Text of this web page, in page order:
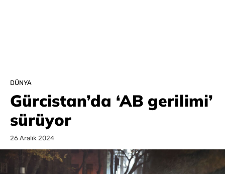
DÜNYA
Gürcistan’da ‘AB gerilimi’
sürüyor
26 Aralık 2024